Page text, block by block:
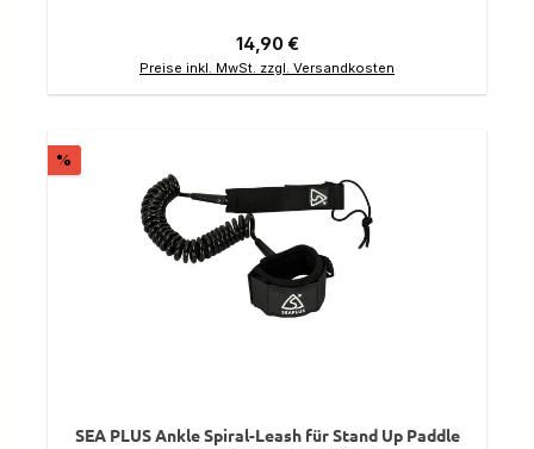
Regulärer Preis:
14,90 €
Preise inkl. MwSt. zzgl. Versandkosten
%
SEA PLUS Ankle Spiral-Leash für Stand Up Paddle